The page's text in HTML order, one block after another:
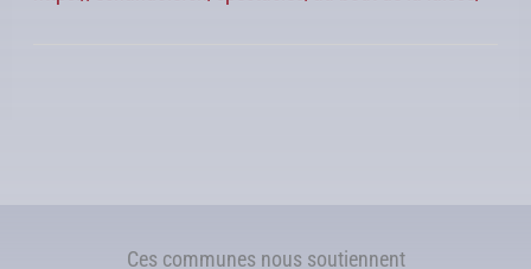
Ces communes nous soutiennent